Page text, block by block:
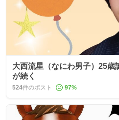
大西流星（なにわ男子）25歳
が続く
524件のポスト 97%